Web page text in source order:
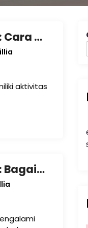
Restitusi PPN di Aceh: Cara Mengelola Lebih Bayar Pajak agar Proses Lebih Efisien
aktivitas
Restitusi PPN di Aceh: Bagaimana Perusahaan Mengelola Lebih Bayar Pajak secara Tepat?